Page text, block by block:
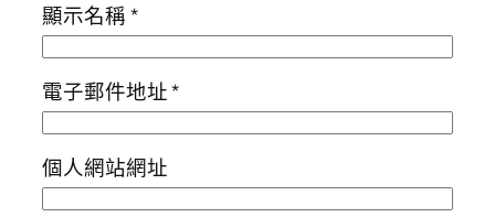
顯示名稱*
電子郵件地址*
個人網站網址